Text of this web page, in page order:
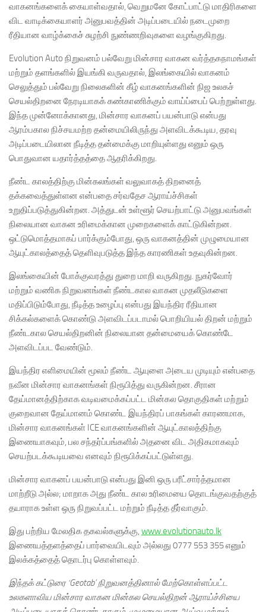
வாகனங்களைக் கையாள்வதால், வெறுமனே கோட்பாட்டு மாதிரிகளை
விட வாடிக்கையாளர் அனுபவத்தின் அடிப்படையில் நடைமுறை
ரீதியான வாழ்க்கைச் சுழற்சி நுண்ணறிவுகளை வழங்குகிறது.
Evolution Auto நிறுவனம் பல்வேறு மின்சார வாகன வர்த்தகநாமங்கள்
மற்றும் தளங்களில் இயங்கி வருவதால், இலங்கையில் வாகனம்
செலுத்தும் பல்வேறு நிலைகளின் கீழ் வாகனங்களின் நிஜ உலகச்
செயல்திறனை நேரடியாகக் கண்காணிக்கும் வாய்ப்பைப் பெற்றுள்ளது.
இந்த முன்னோக்கானது, மின்சார வாகனப் பயன்பாடு என்பது
ஆரம்பகால நிச்சயமற்ற தன்மையிலிருந்து அளவிடக்கூடிய, தரவு
அடிப்படையிலான நீடித்த தன்மைக்கு மாறியுள்ளது எனும் ஒரு
பொதுவான யதார்த்தத்தை ஆதரிக்கிறது.
நீண்ட காலத்திற்கு மின்கலங்கள் வலுவாகத் திறனைத்
தக்கவைத்துள்ளன என்பதை சர்வதேச ஆராய்ச்சிகள்
உறுதிப்படுத்துகின்றன. அத்துடன் உள்ளூர் செயற்பாட்டு அனுபவங்கள்
நிலையான வாகன உரிமைக்கான முறைகளைக் காட்டுகின்றன.
ஒட்டுமொத்தமாகப் பார்க்கும்போது, ஒரு வாகனத்தின் முழுமையான
ஆயுட்காலத்தைத் தெளிவுபடுத்த இந்த காரணிகள் உதவுகின்றன.
இலங்கையின் போக்குவரத்து துறை மாறி வருகிறது. நுகர்வோர்
மற்றும் வணிக நிறுவனங்கள் நீண்டகால வாகன முதலீடுகளை
மதிப்பிடும்போது, நீடித்த உழைப்பு என்பது இயந்திர ரீதியான
சிக்கல்களைக் கொண்டு அளவிடப்படாமல் பொறியியல் திறன் மற்றும்
நீண்டகால செயல்திறனின் நிலையான தன்மையைக் கொண்டே
அளவிடப்பட வேண்டும்.
இயந்திர எளிமையின் மூலம் நீண்ட ஆயுளை அடைய முடியும் என்பதை
நவீன மின்சார வாகனங்கள் நிரூபித்து வருகின்றன. சீரான
தேய்மானத்திற்காக வடிவமைக்கப்பட்ட மின்கல தொகுதிகள் மற்றும்
குறைவான தேய்மானம் கொண்ட இயந்திரப் பாகங்கள் காரணமாக,
மின்சார வாகனங்கள் ICE வாகனங்களின் ஆயுட்காலத்திற்கு
இணையாகவும், பல சந்தர்ப்பங்களில் அதனை விட அதிகமாகவும்
செயற்படக்கூடியவை எனவும் நிரூபிக்கப்பட்டுள்ளது.
மின்சார வாகனப் பயன்பாடு என்பது இனி ஒரு பரீட்சார்த்தமான
மாற்றீடு அல்ல; மாறாக அது நீண்ட கால உரிமையை தொடங்குவதற்குத்
தயாராக உள்ள ஒரு நிறுவப்பட்ட மற்றும் நீடித்த தீர்வாகும்.
இது பற்றிய மேலதிக தகவல்களுக்கு, www.evolutionauto.lk
இணையத்தளத்தைப் பார்வையிடவும் அல்லது 0777 553 355 எனும்
இலக்கத்தைத் தொடர்பு கொள்ளவும்.
இந்தக் கட்டுரை ‘Geotab’ நிறுவனத்தினால் மேற்கொள்ளப்பட்ட
உலகளாவிய மின்சார வாகன மின்கல செயல்திறன் ஆராய்ச்சியை